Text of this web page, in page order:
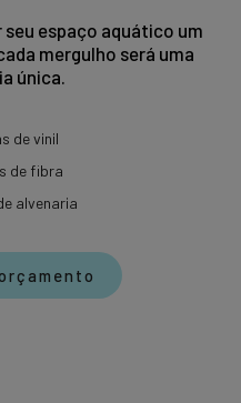
espaço aquático um
mergulho será uma
única.
de vinil
de fibra
alvenaria